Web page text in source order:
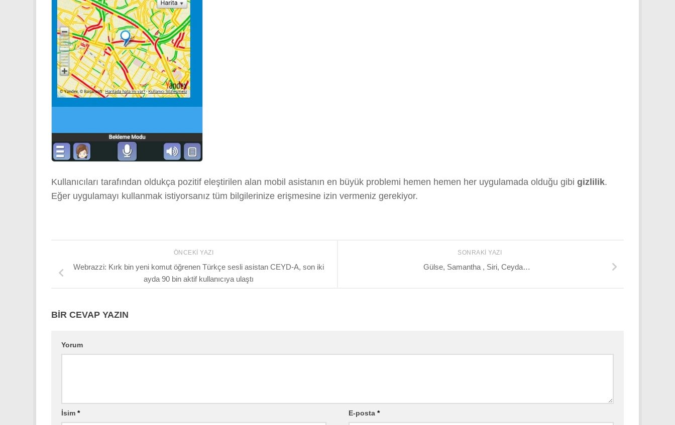
Kullanıcıları tarafından oldukça pozitif eleştirilen alan mobil asistanın en büyük problemi hemen hemen her uygulamada olduğu gibi gizlilik.
Eğer uygulamayı kullanmak istiyorsanız tüm bilgilerinize erişmesine izin vermeniz gerekiyor.
SONRAKI YAZI
Gülse, Samantha , Siri, Ceyda…
ÖNCEKI YAZI
Webrazzi: Kırk bin yeni komut öğrenen Türkçe sesli asistan CEYD-A, son iki
ayda 90 bin aktif kullanıcıya ulaştı
BIR CEVAP YAZIN
Yorum
İsim * E-posta *